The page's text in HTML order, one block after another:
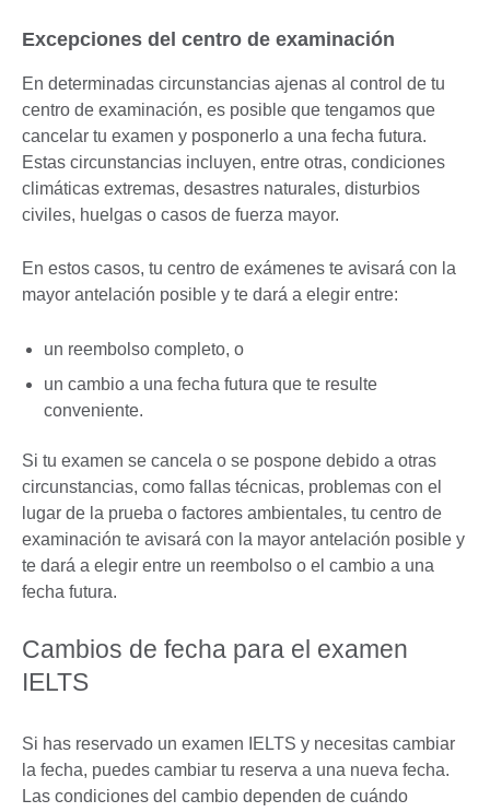
Excepciones del centro de examinación
En determinadas circunstancias ajenas al control de tu
centro de examinación, es posible que tengamos que
cancelar tu examen y posponerlo a una fecha futura.
Estas circunstancias incluyen, entre otras, condiciones
climáticas extremas, desastres naturales, disturbios
civiles, huelgas o casos de fuerza mayor.
En estos casos, tu centro de exámenes te avisará con la
mayor antelación posible y te dará a elegir entre:
un reembolso completo, o
un cambio a una fecha futura que te resulte
conveniente.
Si tu examen se cancela o se pospone debido a otras
circunstancias, como fallas técnicas, problemas con el
lugar de la prueba o factores ambientales, tu centro de
examinación te avisará con la mayor antelación posible y
te dará a elegir entre un reembolso o el cambio a una
fecha futura.
Cambios de fecha para el examen
IELTS
Si has reservado un examen IELTS y necesitas cambiar
la fecha, puedes cambiar tu reserva a una nueva fecha.
Las condiciones del cambio dependen de cuándo